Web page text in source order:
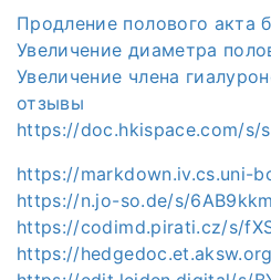
Продление полового акта
Увеличение диаметра
Увеличение члена
отзывы
https://doc.hkispace.com/s/
https://markdown.iv.cs.uni-
https://n.jo-so.de/s/
https://codimd.pirati.cz/s/
https://